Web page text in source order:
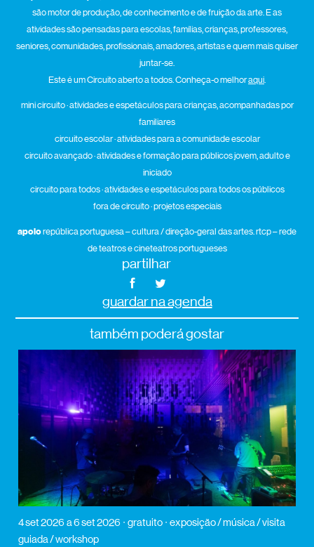
são motor de produção, de conhecimento e de fruição da arte. E as
atividades são pensadas para escolas, famílias, crianças, professores,
seniores, comunidades, profissionais, amadores, artistas e quem mais quiser
juntar-se.
Este é um Circuito aberto a todos. Conheça-o melhoraqui
mini circuito · atividades e espetáculos para crianças, acompanhadas por
familiares
circuito escolar · atividades para a comunidade escolar
circuito avançado · atividades e formação para públicos jovem, adulto e
iniciado
circuito para todos · atividades e espetáculos para todos os públicos
fora de circuito · projetos especiais
apoiorepública portuguesa – cultura / direção-geral das artes. rtcp – rede
de teatros e cineteatros portugueses
partilhar
guardar na agenda
também poderá gostar
4 set 2026 a 6 set 2026 gratuito
exposição / música / visita
guiada / workshop